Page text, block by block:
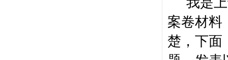
案卷材料
楚，下面